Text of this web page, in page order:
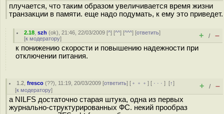
плучается, что таким образом увеличивается время жизни
транзакции в памяти. еще надо подумать, к ему это приведет.
2.18 ,szh (ok), 21:46, 22/03/2009 [^] [^^] [^^^] [ответить]
[к модератору] + / –
к понижению скорости и повышению надежности при
отключении питания.
1.2 ,fresco (??), 11:19, 20/03/2009 [ответить] [ ﹢﹢﹢] [ · · ·][↑]
[к модератору] + / –
а NILFS достаточно старая штука, одна из первых
журнально-структурированных ФС. некий прообраз